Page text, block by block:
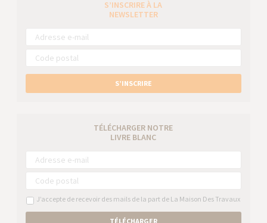
S’INSCRIRE À LA
NEWSLETTER
S’INSCRIRE
TÉLÉCHARGER NOTRE
LIVRE BLANC
J’accepte de recevoir des mails de la part de La Maison Des Travaux
TÉLÉCHARGER